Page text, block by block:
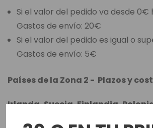
Si el valor del pedido va desde
Gastos de envío: 20€
Si el valor del pedido es igual o
Gastos de envío: 5€
Países de la Zona 2 - Plazos y
Irlanda, Suecia, Finlandia,